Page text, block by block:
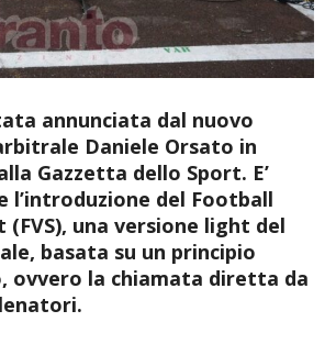
annunciata dal nuovo
Daniele Orsato in
Gazzetta dello Sport. E’
l’introduzione del Football
(FVS), una versione light del
basata su un principio
ovvero la chiamata diretta da